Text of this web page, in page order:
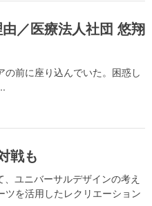
／医療法人社団 悠翔
の前に座り込んでいた。困惑し
戦も
ユニバーサルデザインの考え
を活用したレクリエーション